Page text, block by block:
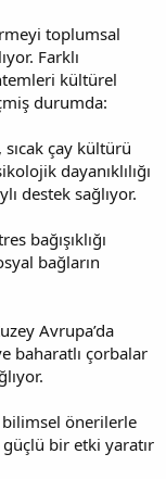
toplumsal
Farklı
kültürel
durumda:
çay kültürü
dayanıklılığı
destek sağlıyor.
bağışıklığı
bağların
Avrupa’da
baharatlı çorbalar
önerilerle
bir etki yaratır